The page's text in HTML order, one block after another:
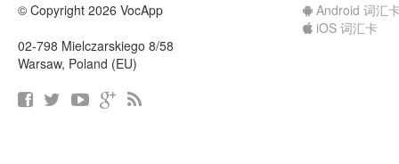
© Copyright 2026 VocApp
02-798 Mielczarskiego 8/58
Warsaw, Poland (EU)
Android 词汇
iOS 词汇卡